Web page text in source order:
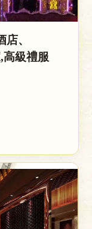
、
高級禮服